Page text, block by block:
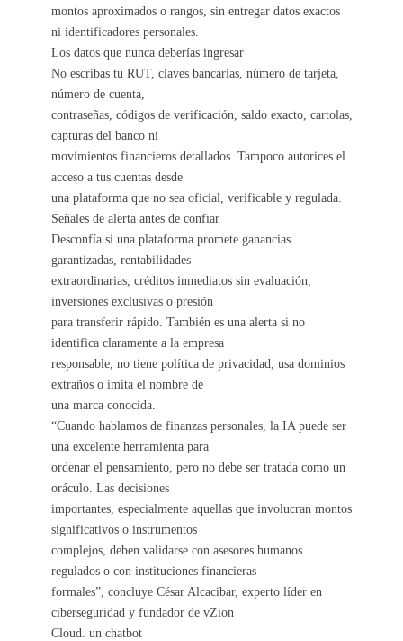
montos aproximados o rangos, sin entregar datos exactos
ni identificadores personales.
Los datos que nunca deberías ingresar
No escribas tu RUT, claves bancarias, número de tarjeta,
número de cuenta,
contraseñas, códigos de verificación, saldo exacto, cartolas,
capturas del banco ni
movimientos financieros detallados. Tampoco autorices el
acceso a tus cuentas desde
una plataforma que no sea oficial, verificable y regulada.
Señales de alerta antes de confiar
Desconfía si una plataforma promete ganancias
garantizadas, rentabilidades
extraordinarias, créditos inmediatos sin evaluación,
inversiones exclusivas o presión
para transferir rápido. También es una alerta si no
identifica claramente a la empresa
responsable, no tiene política de privacidad, usa dominios
extraños o imita el nombre de
una marca conocida.
“Cuando hablamos de finanzas personales, la IA puede ser
una excelente herramienta para
ordenar el pensamiento, pero no debe ser tratada como un
oráculo. Las decisiones
importantes, especialmente aquellas que involucran montos
significativos o instrumentos
complejos, deben validarse con asesores humanos
regulados o con instituciones financieras
formales”, concluye César Alcacibar, experto líder en
ciberseguridad y fundador de vZion
Cloud. un chatbot